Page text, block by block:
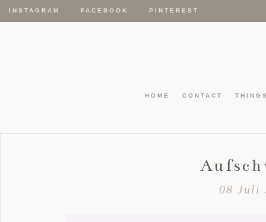
INSTAGRAM FACEBOOK PINTEREST
HOME CONTACT
08 Juli